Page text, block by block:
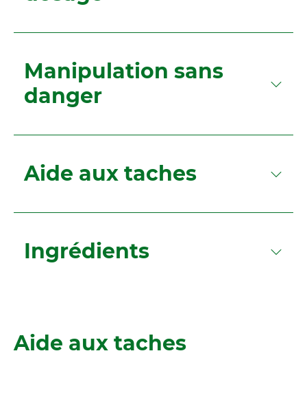
Manipulation sans
danger
Aide aux taches
Ingrédients
Aide aux taches